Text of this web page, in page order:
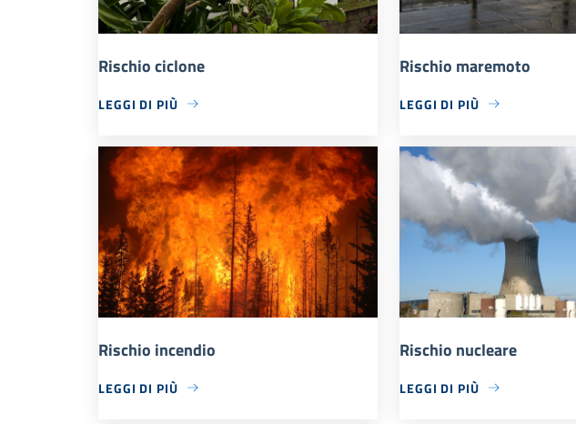
Rischio ciclone
LEGGI DI PIÙ
Rischio maremoto
LEGGI DI PIÙ
Rischio incendio
LEGGI DI PIÙ
Rischio nucleare
LEGGI DI PIÙ